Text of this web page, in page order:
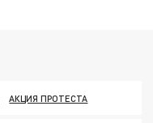
АКЦИЯ ПРОТЕСТА